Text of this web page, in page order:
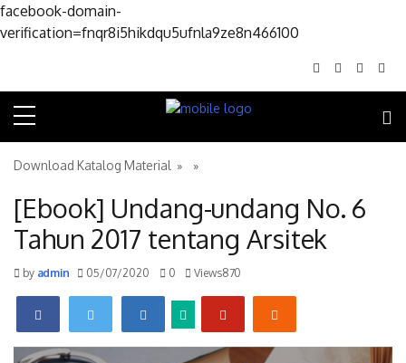
facebook-domain-
verification=fnqr8i5hikdqu5ufnla9ze8n466100
Download Katalog Material » »
[Ebook] Undang-undang No. 6
Tahun 2017 tentang Arsitek
byadmin 05/07/2020 0 Views870